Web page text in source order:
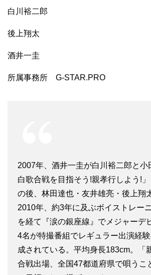
白川裕二郎
後上翔太
酒井一圭
所属事務所 G-STAR.PRO
2007年、酒井一圭が白川裕二郎と小
白歌合戦を目指そう!親孝行しよう!
の後、林田達也・友井雄亮・後上翔
2010年、約3年に及ぶボイストレー
を経て『涙の銀座線』でメジャーデ
4名が特撮番組でレギュラー出演経
成されている。平均身長183cm。「
合戦出場、全国47都道府県で唄うこ